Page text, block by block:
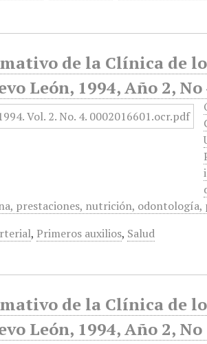
de la Clínica de
León, 1994, Año 2,
prestaciones, nutrición,
, Primeros auxilios, Salud
de la Clínica de
León, 1994, Año 2, No